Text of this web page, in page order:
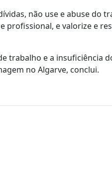
não use e abuse do
profissional, e valorize e
trabalho e a insuficiência
no Algarve, conclui.